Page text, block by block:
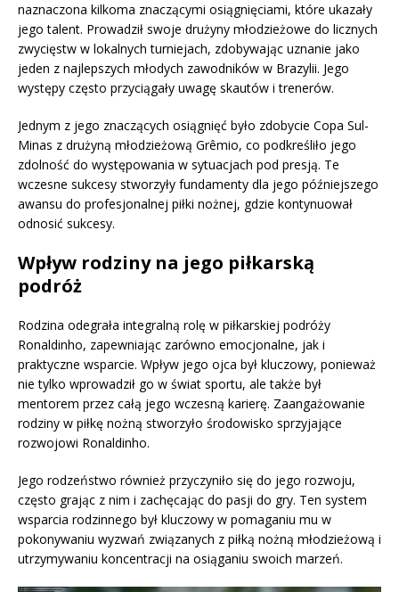
naznaczona kilkoma znaczącymi osiągnięciami, które ukazały
jego talent. Prowadził swoje drużyny młodzieżowe do licznych
zwycięstw w lokalnych turniejach, zdobywając uznanie jako
jeden z najlepszych młodych zawodników w Brazylii. Jego
występy często przyciągały uwagę skautów i trenerów.
Jednym z jego znaczących osiągnięć było zdobycie Copa Sul-
Minas z drużyną młodzieżową Grêmio, co podkreśliło jego
zdolność do występowania w sytuacjach pod presją. Te
wczesne sukcesy stworzyły fundamenty dla jego późniejszego
awansu do profesjonalnej piłki nożnej, gdzie kontynuował
odnosić sukcesy.
Wpływ rodziny na jego piłkarską
podróż
Rodzina odegrała integralną rolę w piłkarskiej podróży
Ronaldinho, zapewniając zarówno emocjonalne, jak i
praktyczne wsparcie. Wpływ jego ojca był kluczowy, ponieważ
nie tylko wprowadził go w świat sportu, ale także był
mentorem przez całą jego wczesną karierę. Zaangażowanie
rodziny w piłkę nożną stworzyło środowisko sprzyjające
rozwojowi Ronaldinho.
Jego rodzeństwo również przyczyniło się do jego rozwoju,
często grając z nim i zachęcając do pasji do gry. Ten system
wsparcia rodzinnego był kluczowy w pomaganiu mu w
pokonywaniu wyzwań związanych z piłką nożną młodzieżową i
utrzymywaniu koncentracji na osiąganiu swoich marzeń.